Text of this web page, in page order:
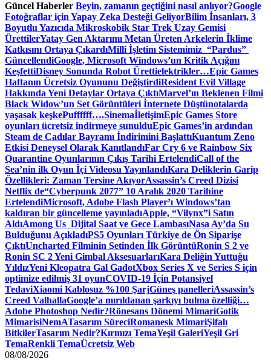
Güncel Haberler Beyin, zamanın geçtiğini nasıl anlıyor?Google
Fotoğraflar için Yapay Zeka Desteği GeliyorBilim İnsanları, 3
Boyutlu Yazıcıda Mikroskobik Star Trek Uzay Gemisi
ÜrettilerYatay Gen Aktarımı Metan Üreten Arkelerin İklime
Katkısını Ortaya ÇıkardıMilli İşletim Sistemimiz “Pardus”
GüncellendiGoogle, Microsoft Windows’un Kritik Açığını
KeşfettiDisney Sonunda Robot Ürettielektrikler…Epic Games
Haftanın Ücretsiz Oyununu DeğiştirdiResident Evil Village
Hakkında Yeni Detaylar Ortaya ÇıktıMarvel’ın Beklenen Filmi
Black Widow’un Set Görüntüleri İnternete Düştünotalarda
yaşasak keşkePuffffff….SinemaİletişimEpic Games Store
oyunları ücretsiz indirmeye sunulduEpic Games’in ardından
Steam de Cadılar Bayramı İndirimini BaşlattıKuantum Zeno
Etkisi Deneysel Olarak KanıtlandıFar Cry 6 ve Rainbow Six
Quarantine Oyunlarının Çıkış Tarihi ErtelendiCall of the
Sea’nin ilk Oyun İçi Videosu YayınlandıKara Deliklerin Garip
Özellikleri: Zaman Tersine AkıyorAssassin’s Creed Dizisi
Netflix de“Cyberpunk 2077” 10 Aralık 2020 Tarihine
ErtelendiMicrosoft, Adobe Flash Player’ı Windows’tan
kaldıran bir güncelleme yayınladıApple, “Vilynx”i Satın
AldıAmong Us Dijital Saat ve Gece LambasıNasa Ay’da Su
Bulduğunu AçıkladıPS5 Oyunları Türkiye de Ön Siparişe
ÇıktıUncharted Filminin Setinden İlk GörüntüRonin S 2 ve
Ronin SC 2 Yeni Gimbal AksesuarlarıKara Deliğin Yuttuğu
YıldızYeni Kleopatra Gal GadotXbox Series X ve Series S için
optimize edilmiş 31 oyunCOVID-19 İçin Potansiyel
TedaviXiaomi Kablosuz %100 ŞarjGüneş panelleriAssassin’s
Creed ValhallaGoogle’a mırıldanan şarkıyı bulma özelliği…
Adobe Photoshop Nedir?Rönesans Dönemi MimariGotik
MimarisiNemATasarım SüreciRomanesk MimariŞifalı
BitkilerTasarım Nedir?Kırmızı TemaYeşil GaleriYeşil Gri
TemaRenkli TemaÜcretsiz Web
08/08/2026